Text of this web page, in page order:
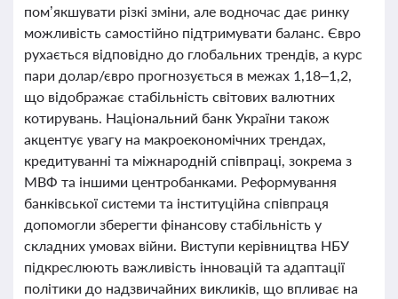
пом’якшувати різкі зміни, але водночас дає ринку
можливість самостійно підтримувати баланс. Євро
рухається відповідно до глобальних трендів, а курс
пари долар/євро прогнозується в межах 1,18–1,2,
що відображає стабільність світових валютних
котирувань. Національний банк України також
акцентує увагу на макроекономічних трендах,
кредитуванні та міжнародній співпраці, зокрема з
МВФ та іншими центробанками. Реформування
банківської системи та інституційна співпраця
допомогли зберегти фінансову стабільність у
складних умовах війни. Виступи керівництва НБУ
підкреслюють важливість інновацій та адаптації
політики до надзвичайних викликів, що впливає на